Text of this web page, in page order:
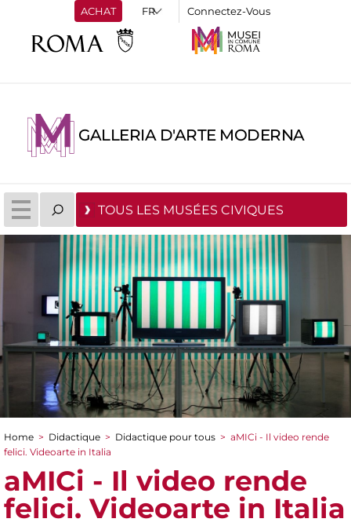
ACHAT Connectez-Vous
GALLERIA D'ARTE MODERNA
TOUS LES MUSÉES CIVIQUES
You are here
Home > Didactique > Didactique pour tous > aMICi - Il video rende
felici. Videoarte in Italia
aMICi - Il video rende
felici. Videoarte in Italia